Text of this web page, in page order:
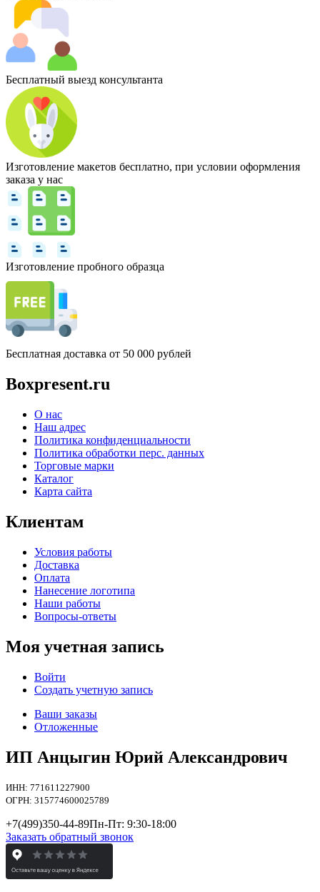
Бесплатный выезд консультанта
Изготовление макетов бесплатно, при условии оформления
заказа у нас
Изготовление пробного образца
Бесплатная доставка от 50 000 рублей
Boxpresent.ru
О нас
Наш адрес
Политика конфиденциальности
Политика обработки перс. данных
Торговые марки
Каталог
Карта сайта
Клиентам
Условия работы
Доставка
Оплата
Нанесение логотипа
Наши работы
Вопросы-ответы
Моя учетная запись
Войти
Создать учетную запись
Ваши заказы
Отложенные
ИП Анцыгин Юрий Александрович
ИНН: 771611227900
ОГРН: 315774600025789
+7(499)350-44-89Пн-Пт: 9:30-18:00
Заказать обратный звонок